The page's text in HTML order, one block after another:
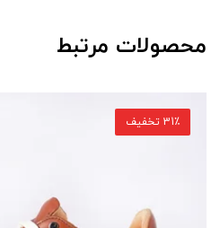
محصولات مرتبط
31٪ تخفیف